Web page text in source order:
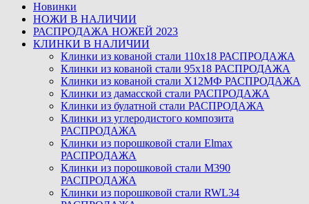
Новинки
НОЖИ В НАЛИЧИИ
РАСПРОДАЖА НОЖЕЙ 2023
КЛИНКИ В НАЛИЧИИ
Клинки из кованой стали 110х18 РАСПРОДАЖА
Клинки из кованой стали 95х18 РАСПРОДАЖА
Клинки из кованой стали Х12МФ РАСПРОДАЖА
Клинки из дамасской стали РАСПРОДАЖА
Клинки из булатной стали РАСПРОДАЖА
Клинки из углеродистого композита
РАСПРОДАЖА
Клинки из порошковой стали Elmax
РАСПРОДАЖА
Клинки из порошковой стали M390
РАСПРОДАЖА
Клинки из порошковой стали RWL34